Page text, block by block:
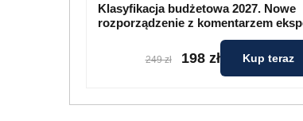
Klasyfikacja budżetowa 2027. Nowe
rozporządzenie z komentarzem
249 zł 198 zł Kup teraz